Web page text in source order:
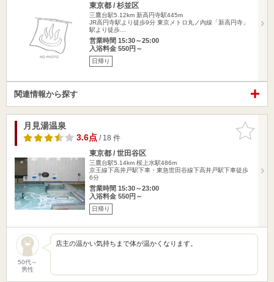
東京都 / 杉並区
三鷹台駅5.12km 新高円寺駅445m
JR高円寺駅より徒歩9分 東京メトロ丸ノ内線「新高円寺」
駅より徒歩…
営業時間 15:30～25:00
入浴料金 550円～
日帰り
関連情報から探す
お気に入
りに追加
月見湯温泉
3.6点/ 18 件
東京都 / 世田谷区
三鷹台駅5.14km 桜上水駅486m
京王線下高井戸駅下車・東急世田谷線下高井戸駅下車徒歩
6分
営業時間 15:30～23:00
入浴料金 550円～
日帰り
50代～
男性
店主の温かい気持ちまで体が温かくなります。